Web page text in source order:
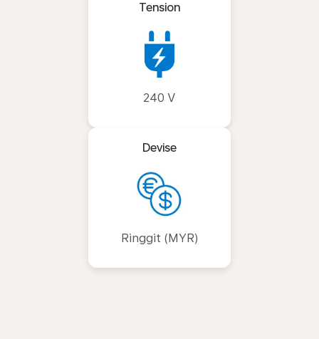
Tension
240 V
Devise
Ringgit (MYR)